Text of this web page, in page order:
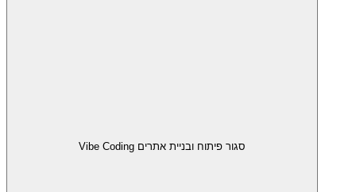
סגור פיתוח ובניית אתרים Vibe Coding